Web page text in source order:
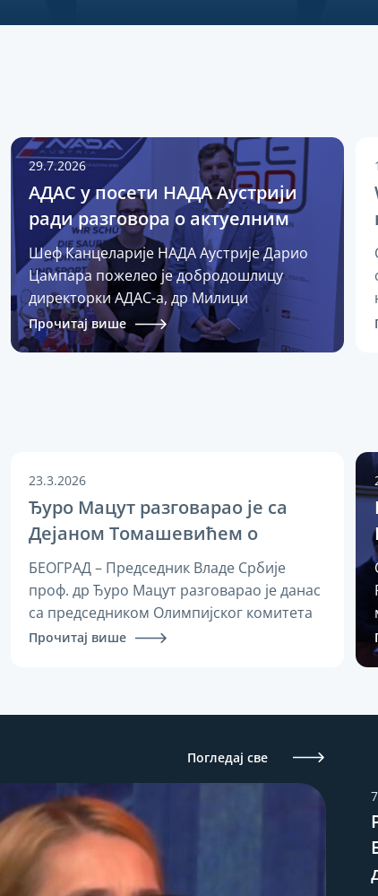
29.7.2026
АДАС у посети НАДА Аустрији
ради разговора о актуелним
дешавањима
Шеф Канцеларије НАДА Аустрије Дарио
Цампара пожелео је добродошлицу
директорки АДАС-а, др Милици
Вукашиновић Весић, на састанку
посвећеном актуелним дешавањима у
предложеним изменама Међународног
стандарда за тестирање за 2027. годину
(ИСТ)
Прочитај више
23.3.2026
Ђуро Мацут разговарао је са
Дејаном Томашевићем о
унапређењу услова за развој
спорта и о подршци
спортистима
БЕОГРАД – Председник Владе Србије
проф. др Ђуро Мацут разговарао је данас
са председником Олимпијског комитета
Србије Дејаном Томашевићем и
присуствовао и министар спорта Зоран
Гајић, истакао да је спорт један од
Прочитај више
Погледај све